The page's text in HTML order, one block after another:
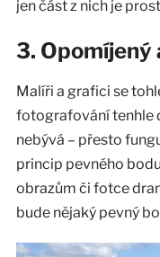
jen část z nich je
3. Opomíjený
Malíři a grafici se
fotografování tenhle
nebývá – přesto
princip pevného
obrazům či fotce
bude nějaký pevný